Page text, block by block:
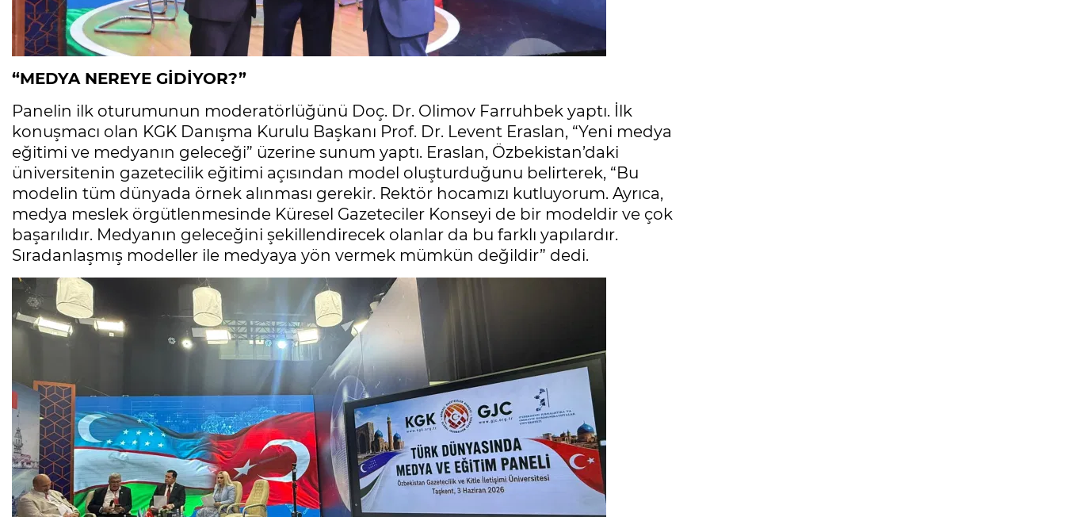
“MEDYA NEREYE GİDİYOR?”
Panelin ilk oturumunun moderatörlüğünü Doç. Dr. Olimov Farruhbek yaptı. İlk
konuşmacı olan KGK Danışma Kurulu Başkanı Prof. Dr. Levent Eraslan, “Yeni medya
eğitimi ve medyanın geleceği” üzerine sunum yaptı. Eraslan, Özbekistan’daki
üniversitenin gazetecilik eğitimi açısından model oluşturduğunu belirterek, “Bu
modelin tüm dünyada örnek alınması gerekir. Rektör hocamızı kutluyorum. Ayrıca,
medya meslek örgütlenmesinde Küresel Gazeteciler Konseyi de bir modeldir ve çok
başarılıdır. Medyanın geleceğini şekillendirecek olanlar da bu farklı yapılardır.
Sıradanlaşmış modeller ile medyaya yön vermek mümkün değildir” dedi.